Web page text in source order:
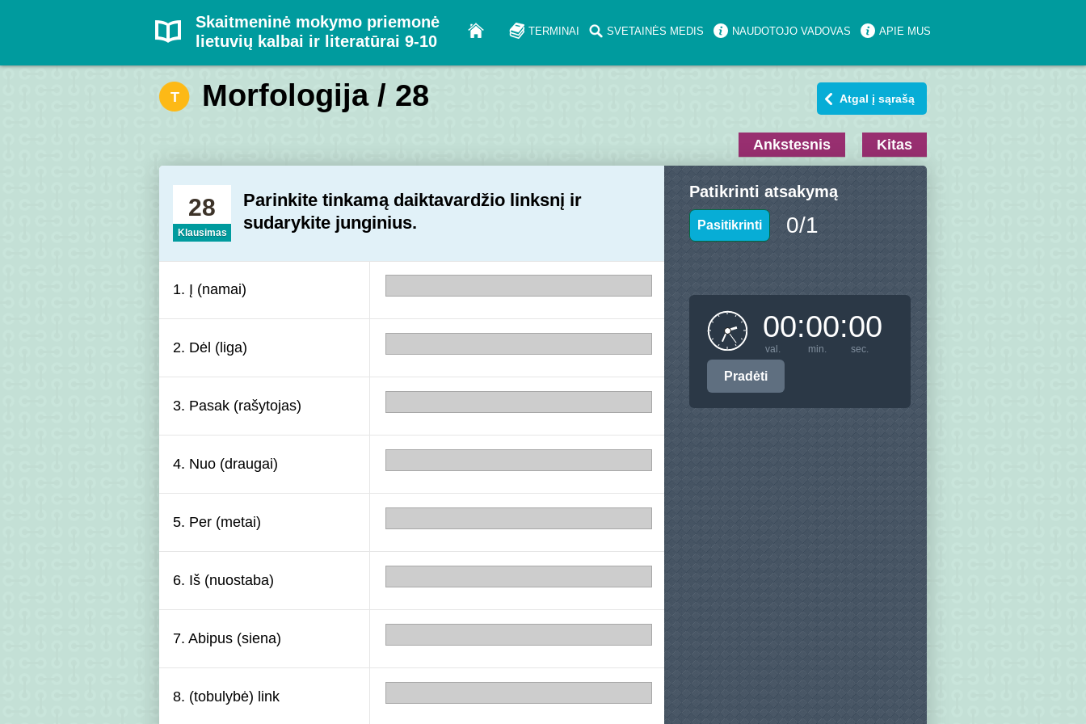
Skaitmeninė mokymo priemonė
lietuvių kalbai ir literatūrai 9-10
TERMINAI SVETAINĖS MEDIS NAUDOTOJO VADOVAS APIE MUS
Atgal į sąrašą
T Morfologija / 28
Kitas
Ankstesnis
28
Klausimas
Parinkite tinkamą daiktavardžio linksnį ir
sudarykite junginius.
1. Į (namai)
2. Dėl (liga)
3. Pasak (rašytojas)
4. Nuo (draugai)
5. Per (metai)
6. Iš (nuostaba)
7. Abipus (siena)
8. (tobulybė) link
Patikrinti atsakymą
Pasitikrinti 0/1
00
val.
:00
min.
:00
sec.
Pradėti